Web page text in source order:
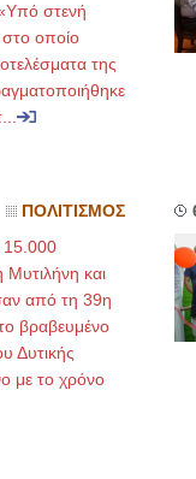
στενή
οποίο
της
ΠΟΛΙΤΙΣΜΟΣ
15.000
Μυτιλήνη και
από τη 39η
βραβευμένο
Δυτικής
με το χρόνο